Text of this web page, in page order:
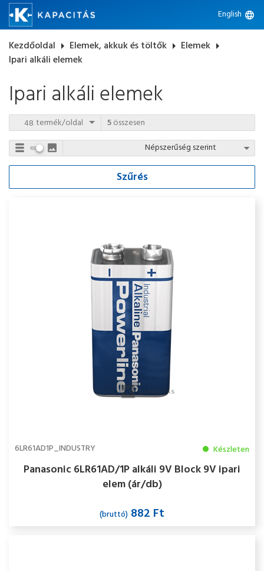
English language
Kezdőoldal arrow_right Elemek, akkuk és töltők arrow_right Elemek arrow_right
Ipari alkáli elemek
Ipari alkáli elemek
termék/oldal 5összesen
Szűrés
6LR61AD1P_INDUSTRY Készleten
Panasonic 6LR61AD/1P alkáli 9V Block 9V ipari
elem (ár/db)
(bruttó) 882 Ft